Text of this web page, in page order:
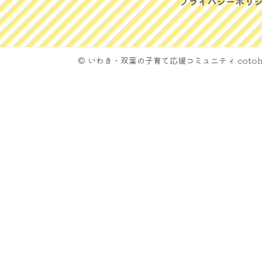
© いわき・双葉の子育て応援コミュニティ